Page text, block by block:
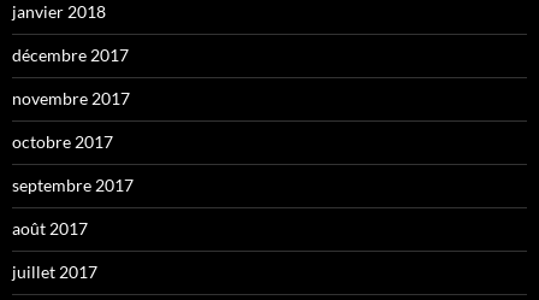
janvier 2018
décembre 2017
novembre 2017
octobre 2017
septembre 2017
août 2017
juillet 2017